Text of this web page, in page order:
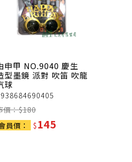
申甲 NO.9040 慶生
型墨鏡 派對 吹笛 吹龍
球
價：$180
員價：
$145